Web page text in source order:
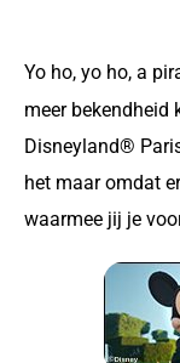
Yo ho, yo ho, a
meer bekendheid
Disneyland®
het maar omdat
waarmee jij je